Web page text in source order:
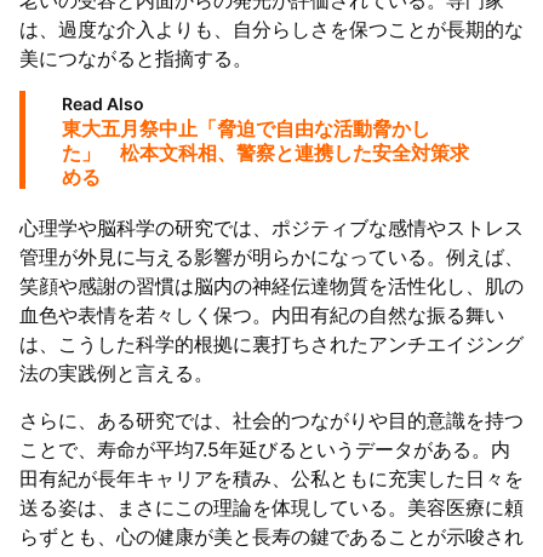
は、過度な介入よりも、自分らしさを保つことが長期的な
美につながると指摘する。
Read Also
東大五月祭中止「脅迫で自由な活動脅かし
た」 松本文科相、警察と連携した安全対策求
める
心理学や脳科学の研究では、ポジティブな感情やストレス
管理が外見に与える影響が明らかになっている。例えば、
笑顔や感謝の習慣は脳内の神経伝達物質を活性化し、肌の
血色や表情を若々しく保つ。内田有紀の自然な振る舞い
は、こうした科学的根拠に裏打ちされたアンチエイジング
法の実践例と言える。
さらに、ある研究では、社会的つながりや目的意識を持つ
ことで、寿命が平均7.5年延びるというデータがある。内
田有紀が長年キャリアを積み、公私ともに充実した日々を
送る姿は、まさにこの理論を体現している。美容医療に頼
らずとも、心の健康が美と長寿の鍵であることが示唆され